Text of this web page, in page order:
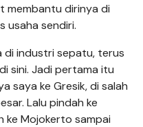
membantu dirinya di
usaha sendiri.
di industri sepatu, terus
sini. Jadi pertama itu
saya ke Gresik, di salah
Lalu pindah ke
ke Mojokerto sampai